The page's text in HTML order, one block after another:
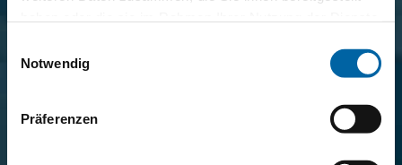
Notwendig
Präferenzen